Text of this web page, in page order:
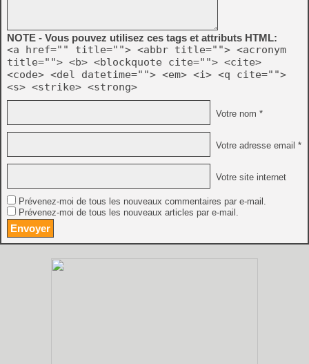
NOTE - Vous pouvez utilisez ces tags et attributs HTML:
<a href="" title=""> <abbr title=""> <acronym
title=""> <b> <blockquote cite=""> <cite>
<code> <del datetime=""> <em> <i> <q cite="">
<s> <strike> <strong>
Votre nom *
Votre adresse email *
Votre site internet
Prévenez-moi de tous les nouveaux commentaires par e-mail.
Prévenez-moi de tous les nouveaux articles par e-mail.